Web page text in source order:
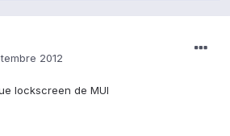
2012
lockscreen de MUI